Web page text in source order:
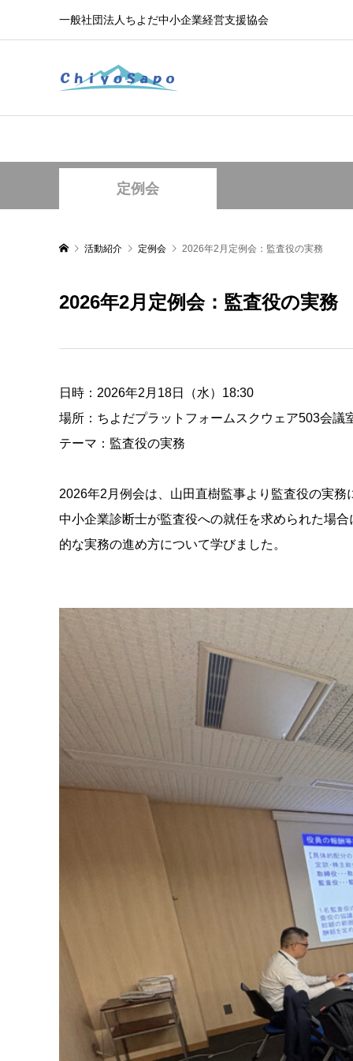
一般社団法人ちよだ中小企業経営支援協会
定例会
活動紹介 定例会 2026年2月定例会：監査役の実務
2026年2月定例会：監査役の実務
日時：2026年2月18日（水）18:30
場所：ちよだプラットフォームスクウェア503会議
テーマ：監査役の実務
2026年2月例会は、山田直樹監事より監査役の実務
中小企業診断士が監査役への就任を求められた場
的な実務の進め方について学びました。